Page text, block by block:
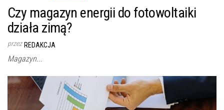
Czy magazyn energii do fotowoltaiki
działa zimą?
przez REDAKCJA
Magazyn...